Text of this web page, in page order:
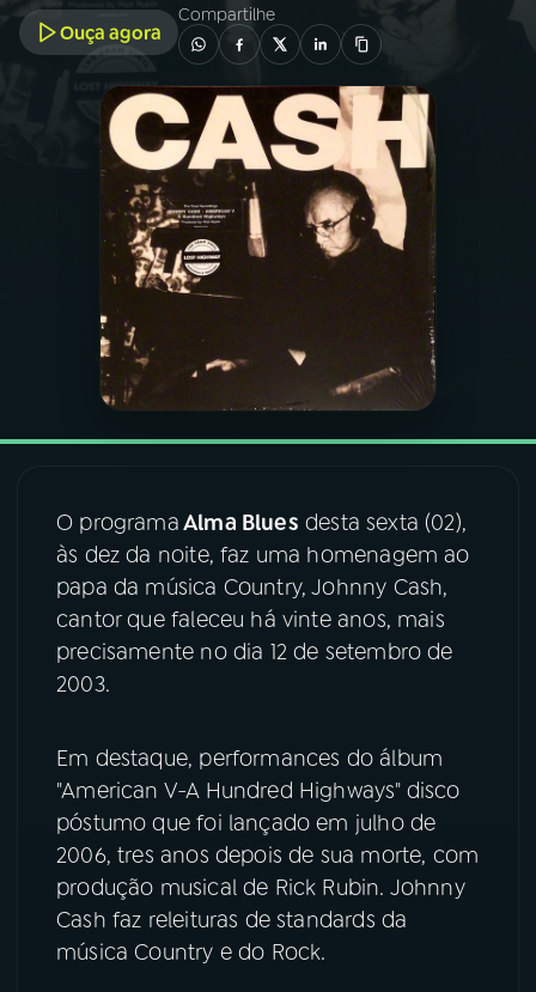
PROGRAMAÇÃO
PROGRAMAS
PODCASTS
VIDEOCASTS
08 FESTIVAL DE MÚSICA
ACOMPANHE A RÁDIO NACIONAL
YouTube Facebook
TikTok
Ouça agora
Compartilhe
O programaAlma Blues desta sexta (02),
às dez da noite, faz uma homenagem ao
papa da música Country, Johnny Cash,
cantor que faleceu há vinte anos, mais
precisamente no dia 12 de setembro de
2003.
Em destaque, performances do álbum
"American V-A Hundred Highways" disco
póstumo que foi lançado em julho de
2006, tres anos depois de sua morte, com
produção musical de Rick Rubin. Johnny
Cash faz releituras de standards da
música Country e do Rock.